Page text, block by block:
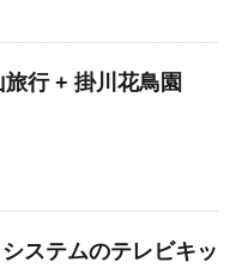
行 + 掛川花鳥園
ステムのテレビキッ